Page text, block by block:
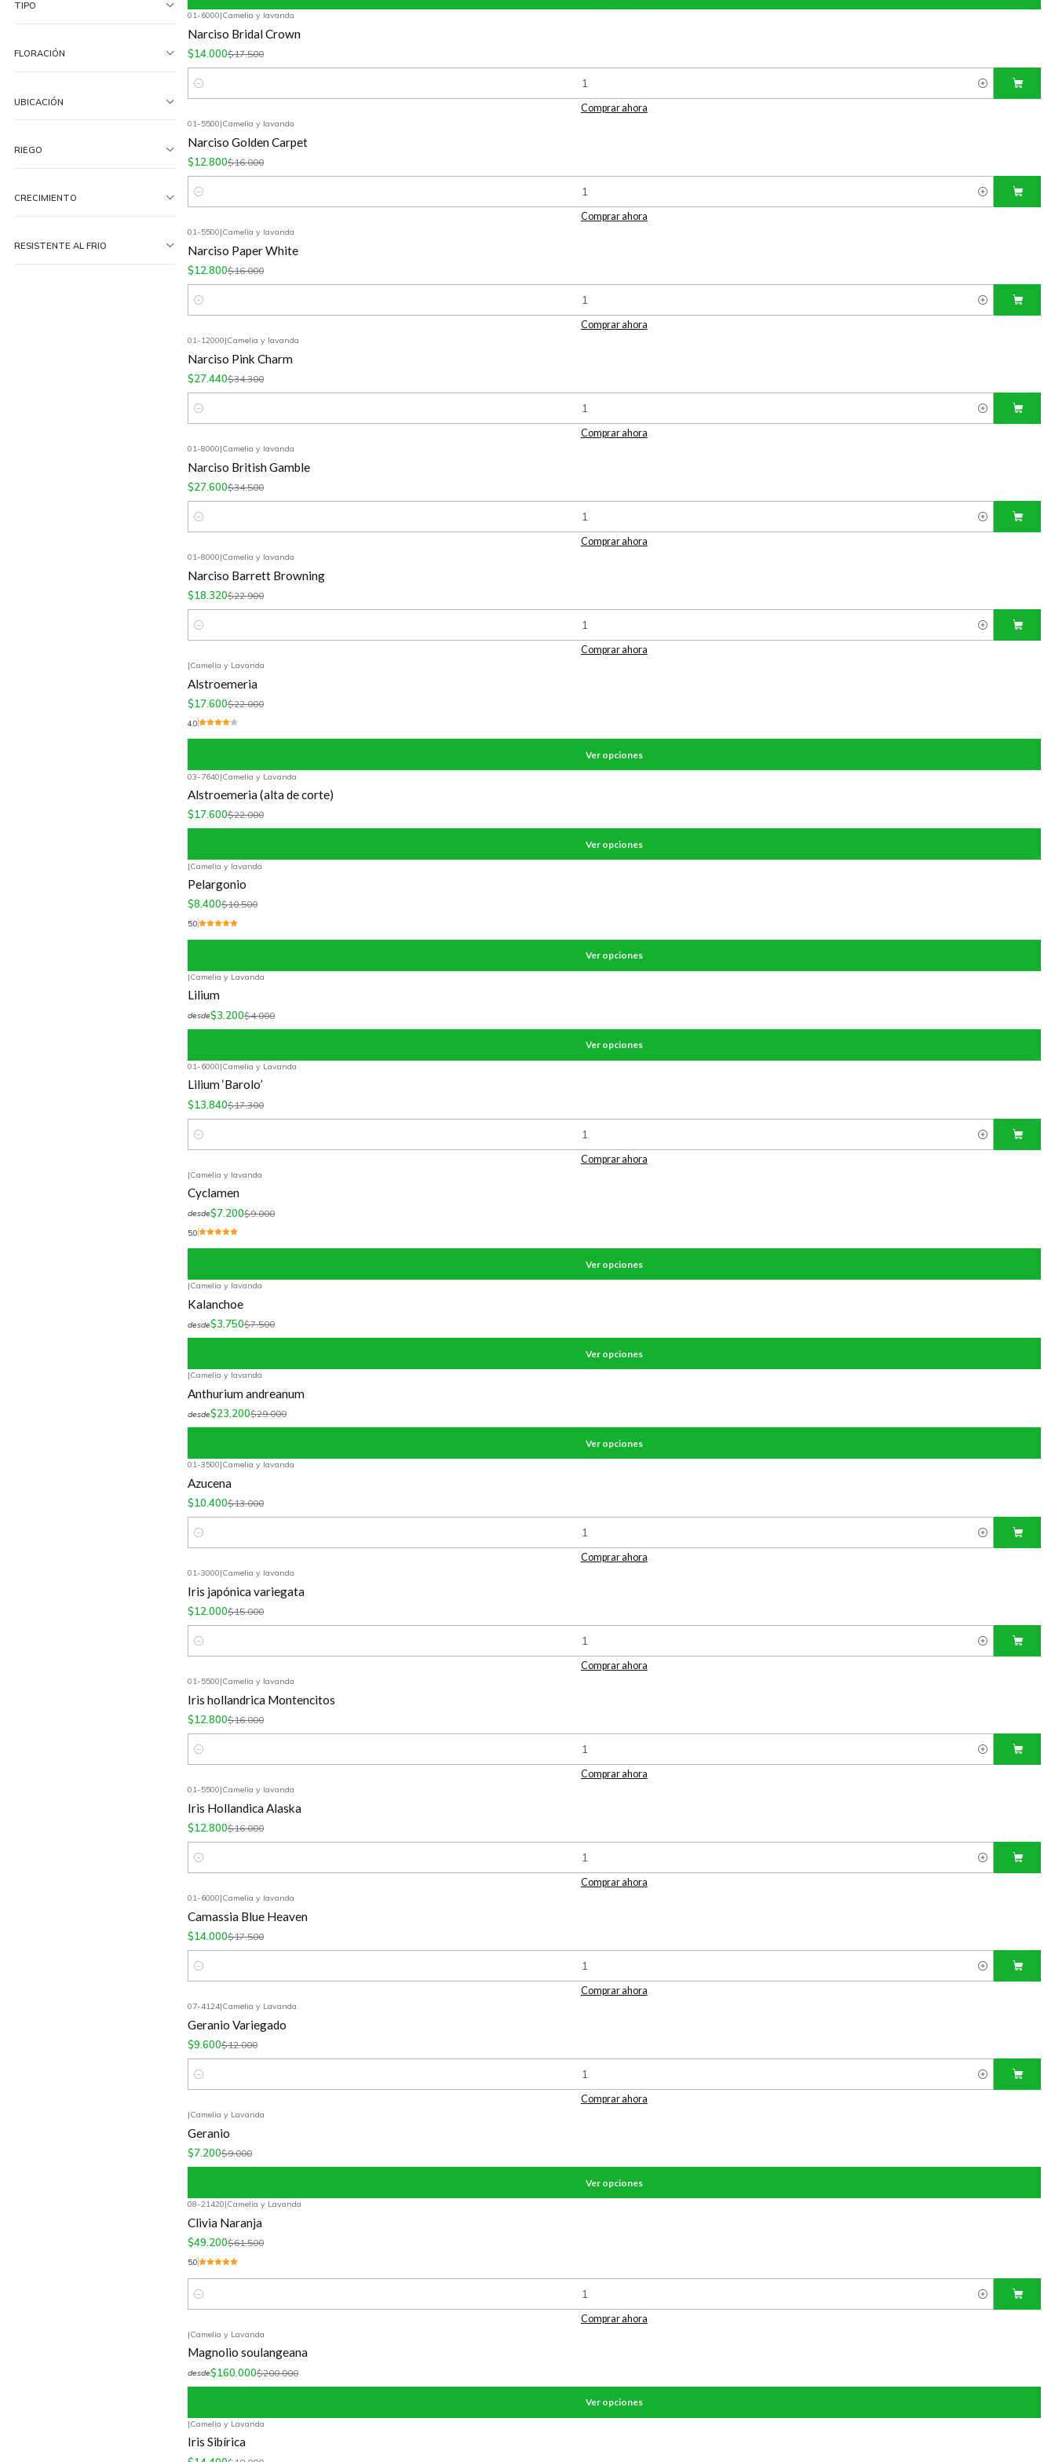
TIPO
FLORACIÓN
UBICACIÓN
RIEGO
CRECIMIENTO
RESISTENTE AL FRIO
01-6000|Camelia y lavanda
Narciso Bridal Crown
$14.000$17.500
Cantidad
Comprar ahora
01-5500|Camelia y lavanda
Narciso Golden Carpet
$12.800$16.000
Cantidad
Comprar ahora
01-5500|Camelia y lavanda
Narciso Paper White
$12.800$16.000
Cantidad
Comprar ahora
01-12000|Camelia y lavanda
Narciso Pink Charm
$27.440$34.300
Cantidad
Comprar ahora
01-8000|Camelia y lavanda
Narciso British Gamble
$27.600$34.500
Cantidad
Comprar ahora
01-8000|Camelia y lavanda
Narciso Barrett Browning
$18.320$22.900
Cantidad
Comprar ahora
|Camelia y Lavanda
Alstroemeria
$17.600$22.000
4.0
Ver opciones
03-7640|Camelia y Lavanda
Alstroemeria (alta de corte)
$17.600$22.000
Ver opciones
|Camelia y lavanda
Pelargonio
$8.400$10.500
5.0
Ver opciones
|Camelia y Lavanda
Lilium
desde$3.200$4.000
Ver opciones
-20%
01-6000|Camelia y Lavanda
Lilium ‘Barolo’
$13.840$17.300
Cantidad
Comprar ahora
|Camelia y lavanda
Cyclamen
desde$7.200$9.000
5.0
Ver opciones
|Camelia y lavanda
Kalanchoe
desde$3.750$7.500
Ver opciones
|Camelia y lavanda
Anthurium andreanum
desde$23.200$29.000
Ver opciones
01-3500|Camelia y lavanda
Azucena
$10.400$13.000
Cantidad
Comprar ahora
01-3000|Camelia y lavanda
Iris japónica variegata
$12.000$15.000
Cantidad
Comprar ahora
01-5500|Camelia y lavanda
Iris hollandrica Montencitos
$12.800$16.000
Cantidad
Comprar ahora
01-5500|Camelia y lavanda
Iris Hollandica Alaska
$12.800$16.000
Cantidad
Comprar ahora
01-6000|Camelia y lavanda
Camassia Blue Heaven
$14.000$17.500
Cantidad
Comprar ahora
07-4124|Camelia y Lavanda
Geranio Variegado
$9.600$12.000
Cantidad
Comprar ahora
|Camelia y Lavanda
Geranio
$7.200$9.000
Ver opciones
08-21420|Camelia y Lavanda
Clivia Naranja
$49.200$61.500
5.0
Cantidad
Comprar ahora
|Camelia y Lavanda
Magnolio soulangeana
desde$160.000$200.000
Ver opciones
|Camelia y Lavanda
Iris Sibírica